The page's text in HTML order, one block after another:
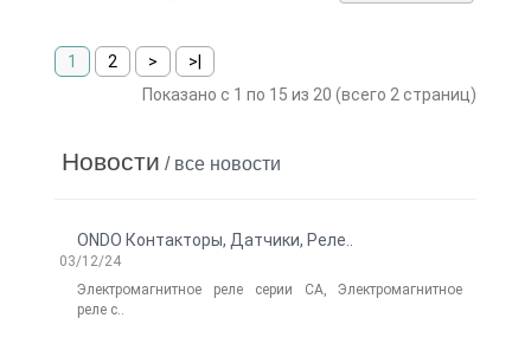
1 2 >
>|
Показано с 1 по 15 из 20 (всего 2 страниц)
Новости / все новости
ONDO Контакторы, Датчики, Реле..
03/12/24
Электромагнитное реле серии CA, Электромагнитное
реле с..